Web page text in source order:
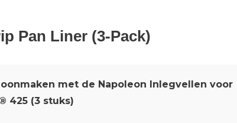
Pan Liner (3‑Pack)
met de Napoleon Inlegvellen voor
425 (3 stuks)